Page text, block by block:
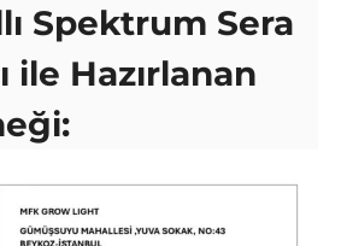
Spektrum Sera
ile Hazırlanan